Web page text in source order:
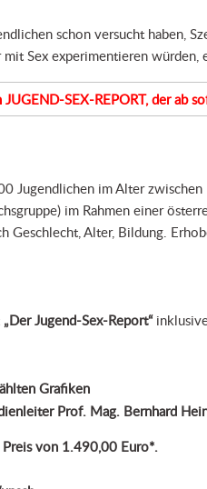
schon versucht haben,
Sex experimentieren würden,
JUGEND-SEX-REPORT, der ab
Jugendlichen im Alter
im Rahmen einer
Geschlecht, Alter, Bildung.
„Der Jugend-Sex-Report“
Grafiken
Prof. Mag. Bernhard
Preis von 1.490,00 Euro*.